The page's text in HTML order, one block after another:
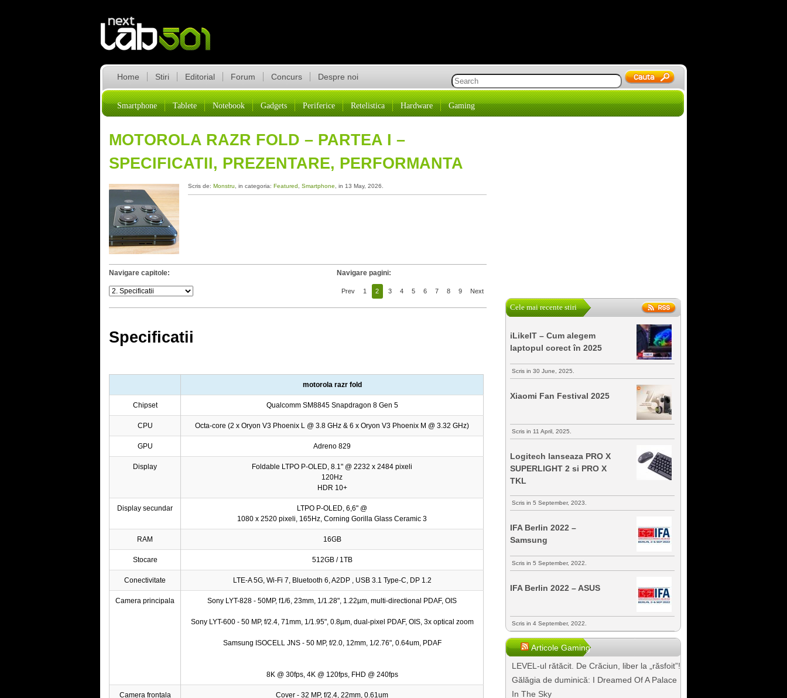
Home Stiri Editorial Forum Concurs Despre noi
Smartphone Tablete Notebook Gadgets Periferice Retelistica Hardware Gaming
MOTOROLA RAZR FOLD – PARTEA I –
SPECIFICATII, PREZENTARE, PERFORMANTA
Scris de: Monstru , in categoria: Featured Smartphone , in 13 May, 2026.
Navigare capitole: Navigare pagini:
Prev 1 2 3 4 5 6 7 8 9 Next
Specificatii
motorola razr fold
Chipset Qualcomm SM8845 Snapdragon 8 Gen 5
CPU Octa-core (2 x Oryon V3 Phoenix L @ 3.8 GHz & 6 x Oryon V3 Phoenix M @ 3.32 GHz)
GPU Adreno 829
Display
Foldable LTPO P-OLED, 8.1" @ 2232 x 2484 pixeli
120Hz
HDR 10+
Display secundar
LTPO P-OLED, 6,6" @
1080 x 2520 pixeli, 165Hz, Corning Gorilla Glass Ceramic 3
RAM 16GB
Stocare 512GB / 1TB
Conectivitate LTE-A 5G, Wi-Fi 7, Bluetooth 6, A2DP , USB 3.1 Type-C, DP 1.2
Camera principala Sony LYT-828 - 50MP, f1/6, 23mm, 1/1.28", 1.22µm, multi-directional PDAF, OIS
Sony LYT-600 - 50 MP, f/2.4, 71mm, 1/1.95", 0.8µm, dual-pixel PDAF, OIS, 3x optical zoom
Samsung ISOCELL JNS - 50 MP, f/2.0, 12mm, 1/2.76", 0.64um, PDAF
8K @ 30fps, 4K @ 120fps, FHD @ 240fps
Camera frontala Cover - 32 MP, f/2.4, 22mm, 0.61um
Cele mai recente stiri
iLikeIT – Cum alegem
laptopul corect în 2025
Scris in 30 June, 2025.
Xiaomi Fan Festival 2025
Scris in 11 April, 2025.
Logitech lanseaza PRO X
SUPERLIGHT 2 si PRO X
TKL
Scris in 5 September, 2023.
IFA Berlin 2022 –
Samsung
Scris in 5 September, 2022.
IFA Berlin 2022 – ASUS
Scris in 4 September, 2022.
Articole Gaming
LEVEL-ul rătăcit. De Crăciun, liber la „răsfoit”!
Gălăgia de duminică: I Dreamed Of A Palace
In The Sky